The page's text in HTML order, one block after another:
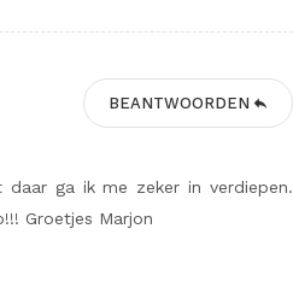
ga ik me zeker in verdiepen.
Groetjes Marjon
BEANTWOORDEN